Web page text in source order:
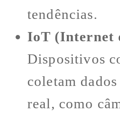
tendências.
IoT (Internet
Dispositivos
coletam
real, como